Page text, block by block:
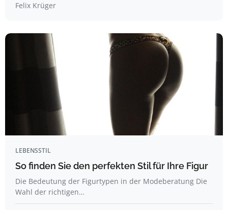
Felix Krüger
LEBENSSTIL
So finden Sie den perfekten Stil für Ihre Figur
Die Bedeutung der Figurtypen in der Modeberatung Die
Wahl der richtigen…